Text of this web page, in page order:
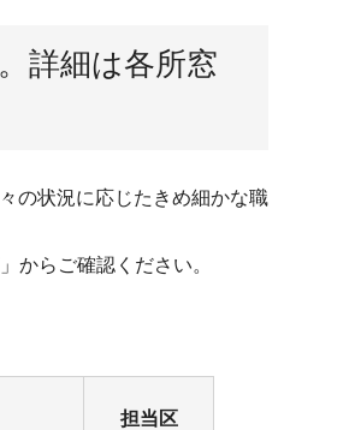
詳細は各所窓
の状況に応じたきめ細かな職
からご確認ください。
担当区